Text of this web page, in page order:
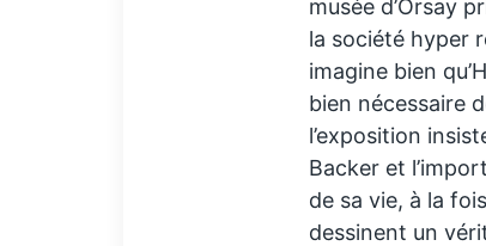
musée d’Orsay
la société hyper
imagine bien
bien nécessaire
l’exposition
Backer et
de sa vie, à la
dessinent un